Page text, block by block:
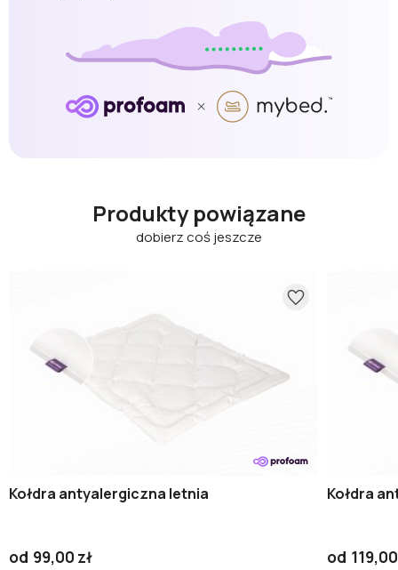
Produkty powiązane
dobierz coś jeszcze
Kołdra antyalergiczna letnia
od 99,00 zł
Kołdra
od